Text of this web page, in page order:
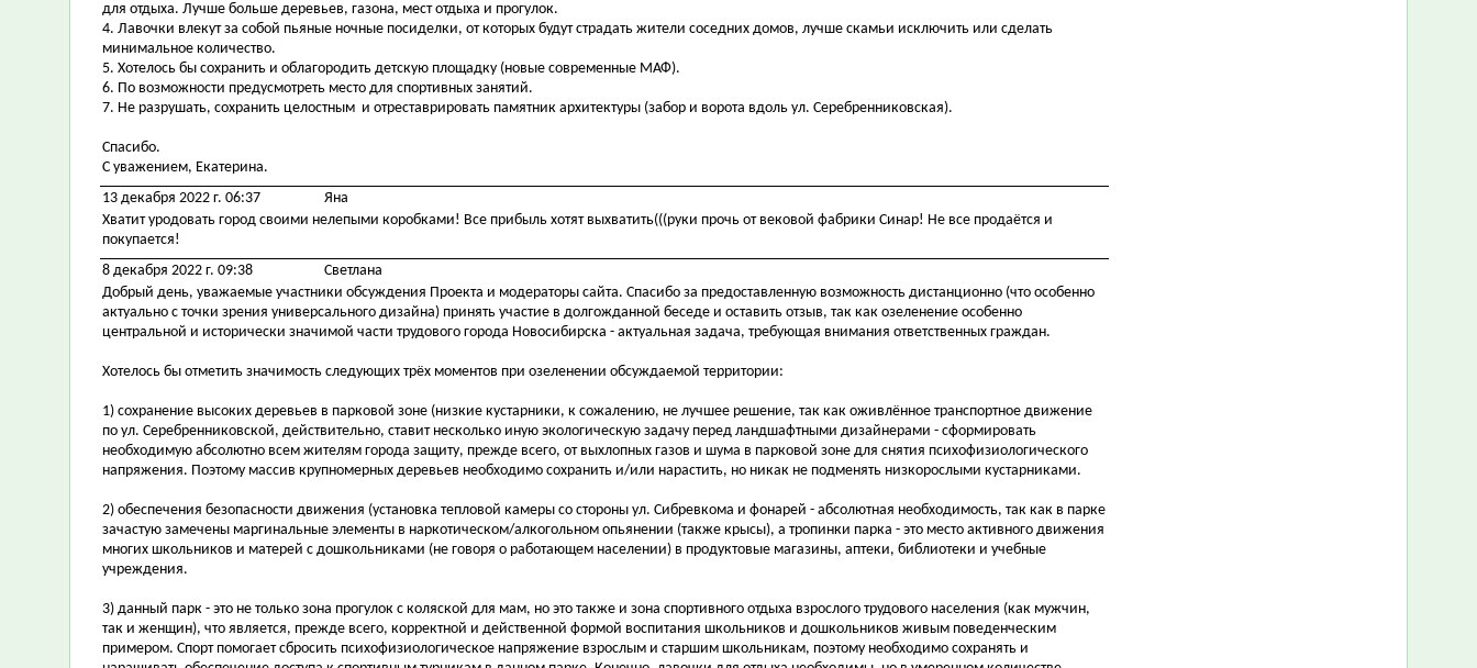
для отдыха. Лучше больше деревьев, газона, мест отдыха и прогулок.
4. Лавочки влекут за собой пьяные ночные посиделки, от которых будут страдать жители соседних домов, лучше скамьи исключить или сделать
минимальное количество.
5. Хотелось бы сохранить и облагородить детскую площадку (новые современные МАФ).
6. По возможности предусмотреть место для спортивных занятий.
7. Не разрушать, сохранить целостным и отреставрировать памятник архитектуры (забор и ворота вдоль ул. Серебренниковская).
Спасибо.
С уважением, Екатерина.
13 декабря 2022 г. 06:37
Яна
Хватит уродовать город своими нелепыми коробками! Все прибыль хотят выхватить(((руки прочь от вековой фабрики Синар! Не все продаётся и
покупается!
8 декабря 2022 г. 09:38
Светлана
Добрый день, уважаемые участники обсуждения Проекта и модераторы сайта. Спасибо за предоставленную возможность дистанционно (что особенно
актуально с точки зрения универсального дизайна) принять участие в долгожданной беседе и оставить отзыв, так как озеленение особенно
центральной и исторически значимой части трудового города Новосибирска - актуальная задача, требующая внимания ответственных граждан.
Хотелось бы отметить значимость следующих трёх моментов при озеленении обсуждаемой территории:
1) сохранение высоких деревьев в парковой зоне (низкие кустарники, к сожалению, не лучшее решение, так как оживлённое транспортное движение
по ул. Серебренниковской, действительно, ставит несколько иную экологическую задачу перед ландшафтными дизайнерами - сформировать
необходимую абсолютно всем жителям города защиту, прежде всего, от выхлопных газов и шума в парковой зоне для снятия психофизиологического
напряжения. Поэтому массив крупномерных деревьев необходимо сохранить и/или нарастить, но никак не подменять низкорослыми кустарниками.
2) обеспечения безопасности движения (установка тепловой камеры со стороны ул. Сибревкома и фонарей - абсолютная необходимость, так как в парке
зачастую замечены маргинальные элементы в наркотическом/алкогольном опьянении (также крысы), а тропинки парка - это место активного движения
многих школьников и матерей с дошкольниками (не говоря о работающем населении) в продуктовые магазины, аптеки, библиотеки и учебные
учреждения.
3) данный парк - это не только зона прогулок с коляской для мам, но это также и зона спортивного отдыха взрослого трудового населения (как мужчин,
так и женщин), что является, прежде всего, корректной и действенной формой воспитания школьников и дошкольников живым поведенческим
примером. Спорт помогает сбросить психофизиологическое напряжение взрослым и старшим школьникам, поэтому необходимо сохранять и